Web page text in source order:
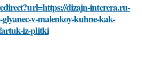
dizajn-interera.ru-
v-malenkoy-kuhne-kak-
iz-plitki